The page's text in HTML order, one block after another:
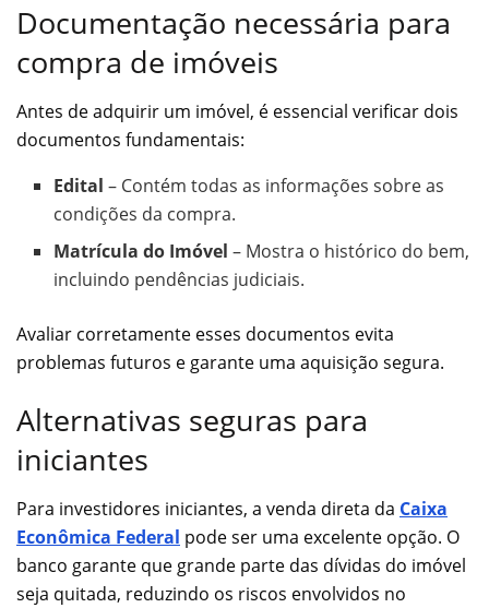
Documentação necessária para
compra de imóveis
Antes de adquirir um imóvel, é essencial verificar dois
documentos fundamentais:
Edital – Contém todas as informações sobre as
condições da compra.
Matrícula do Imóvel – Mostra o histórico do bem,
incluindo pendências judiciais.
Avaliar corretamente esses documentos evita
problemas futuros e garante uma aquisição segura.
Alternativas seguras para
iniciantes
Para investidores iniciantes, a venda direta da Caixa
Econômica Federal pode ser uma excelente opção. O
banco garante que grande parte das dívidas do imóvel
seja quitada, reduzindo os riscos envolvidos no